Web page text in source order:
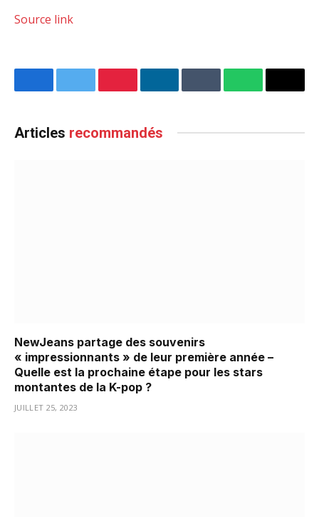
Source link
FacebookTwitterPinterestLinkedInTumblrWhatsApp
Email
Articles recommandés
NewJeans partage des souvenirs
« impressionnants » de leur première année –
Quelle est la prochaine étape pour les stars
montantes de la K-pop ?
JUILLET 25, 2023